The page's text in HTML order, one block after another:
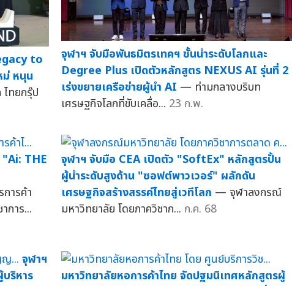
to
ม่ หนุน
ทยกรุ๊ป
จุฬาฯ จับมือพันธมิตรเทคฯ ชั้นนำระดับโลกและ
Degree Plus เปิดตัวหลักสูตร NEXUS AI รุ่นที่ 2
เร่งขยายเครือข่ายผู้นำ AI — ท่ามกลางบริบท
เศรษฐกิจโลกที่ขับเคลื่อ... 23 ก.พ.
"Ai: THE
ารค้า
การ...
จุฬาฯ จับมือ CEA เปิดตัว "SoftEx" หลักสูตรปั้น
ผู้นำระดับสูงด้าน "ซอฟต์พาวเวอร์" ผลักดัน
เศรษฐกิจสร้างสรรค์ไทยสู่เวทีโลก — จุฬาลงกรณ์
มหาวิทยาลัย โดยภาควิชาก... ก.ค. 68
จุฬาฯ
ริหาร
มหาวิทยาลัยหอการค้าไทย จัดปฐมนิเทศหลักสูตรผู้